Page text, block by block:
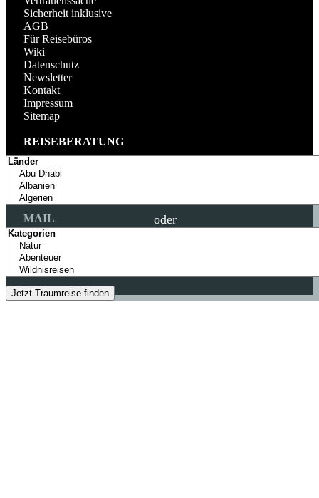
oder
Sicherheit inklusive
AGB
Für Reisebüros
Wiki
Datenschutz
Newsletter
Kontakt
Impressum
Sitemap
REISEBERATUNG
TELEFON
+49 (0) 89 69393228
MO - SA: 9 - 20 UHR
MAIL
info@colibri-travel.de